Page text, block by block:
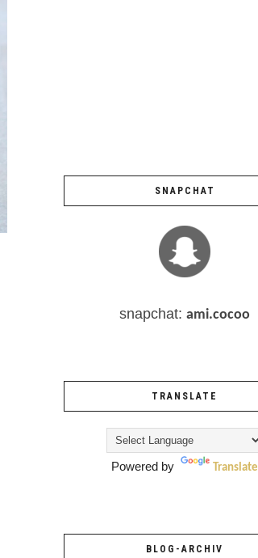
SNAPCHAT
snapchat: ami.cocoo
TRANSLATE
Powered by Translate
BLOG-ARCHIV